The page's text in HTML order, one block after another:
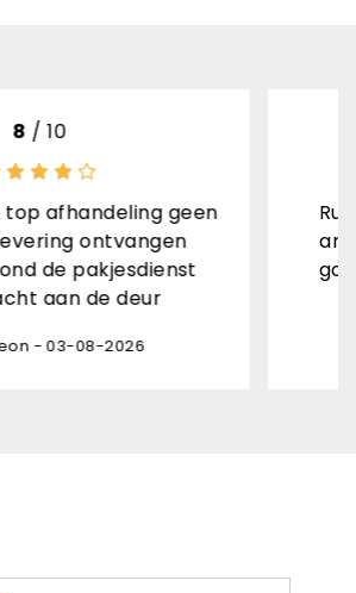
Ruime keuze, goede beschrijving
artikelen, snelle verzending met
goede informatie, goed verpakt,
kortom een 10!
Hilda Kuijper - 03-08-2026